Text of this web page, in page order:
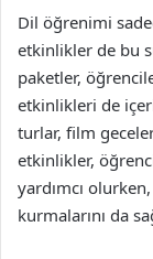
Dil öğrenimi
etkinlikler de bu
paketler,
etkinlikleri de
turlar, film
etkinlikler,
yardımcı
kurmalarını da